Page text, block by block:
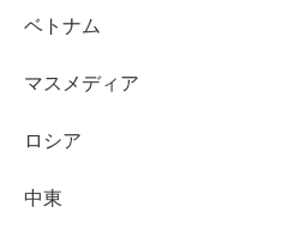
ベトナム
マスメディア
ロシア
中東